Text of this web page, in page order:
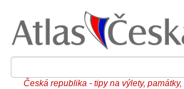
Česká republika - tipy na výlety,